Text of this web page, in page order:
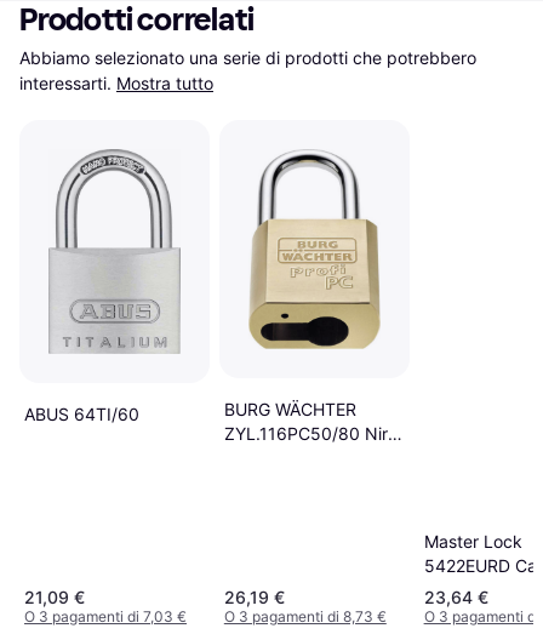
Prodotti correlati
Abbiamo selezionato una serie di prodotti che potrebbero
interessarti. Mostra tutto
ABUS 64TI/60
21,09 €
O 3 pagamenti di 7,03 €
BURG WÄCHTER
ZYL.116PC50/80 Niro
26,19 €
O 3 pagamenti di 8,73 €
Master Lock
5422EURD
Sicurezza per
23,64 €
O 3 pagamenti di